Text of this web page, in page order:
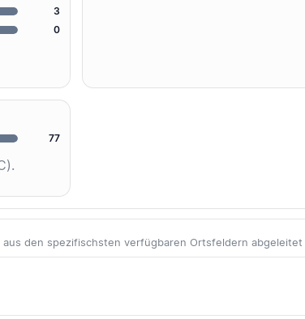
3
0
77
aus den spezifischsten verfügbaren Ortsfeldern